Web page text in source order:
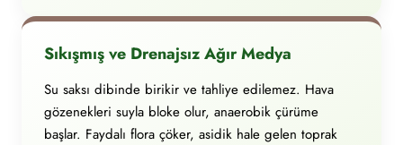
Sıkışmış ve Drenajsız Ağır Medya
Su saksı dibinde birikir ve tahliye edilemez. Hava
gözenekleri suyla bloke olur, anaerobik çürüme
başlar. Faydalı flora çöker, asidik hale gelen toprak